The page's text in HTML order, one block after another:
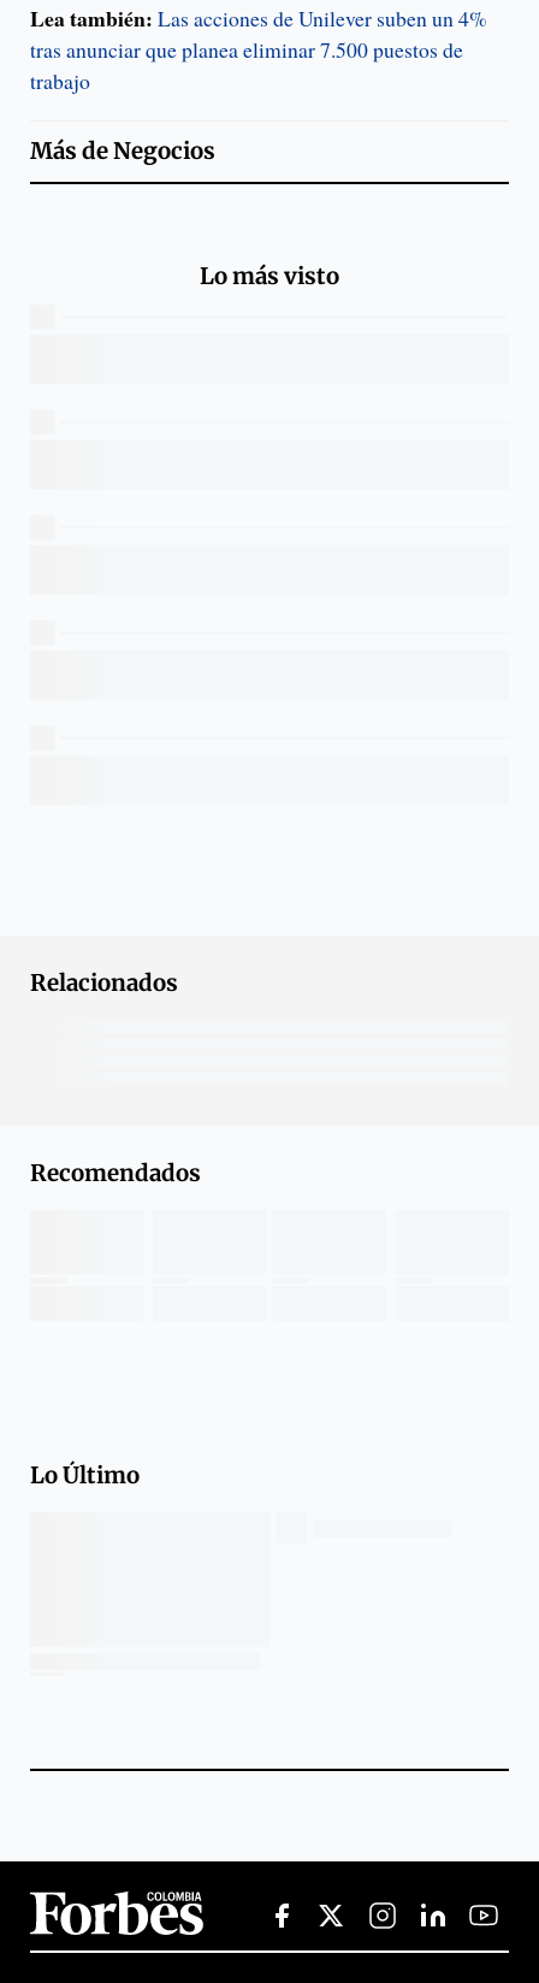
Lea también: Las acciones de Unilever suben un 4%
tras anunciar que planea eliminar 7.500 puestos de
trabajo
Más deNegocios
Lo más visto
Relacionados
Recomendados
Lo Último